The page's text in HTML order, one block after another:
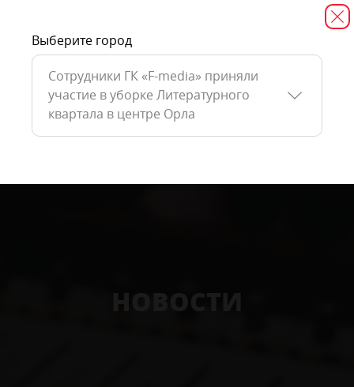
Выберите город
Сотрудники ГК «F-media» приняли
участие в уборке Литературного
квартала в центре Орла